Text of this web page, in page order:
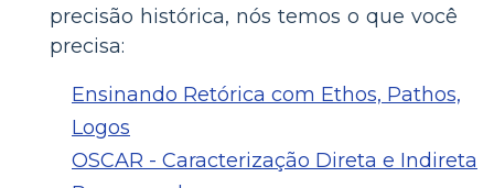
precisão histórica, nós temos o que você
precisa:
Ensinando Retórica com Ethos, Pathos,
Logos
OSCAR - Caracterização Direta e Indireta